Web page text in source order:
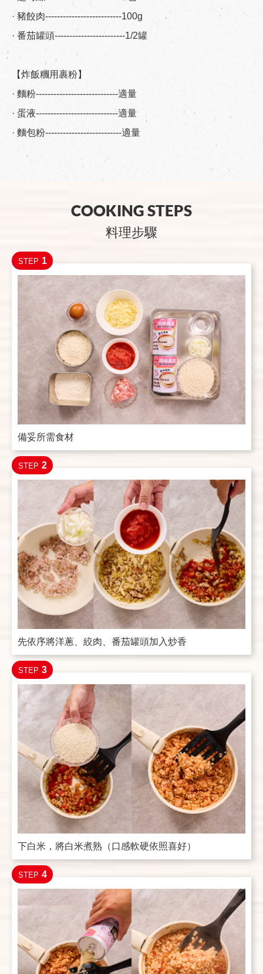
· 豬餃肉--------------------------100g
· 番茄罐頭------------------------1/2罐
【炸飯糰用裹粉】
· 麵粉----------------------------適量
· 蛋液----------------------------適量
· 麵包粉--------------------------適量
COOKING STEPS
料理步驟
STEP 1
備妥所需食材
STEP 2
先依序將洋蔥、絞肉、番茄罐頭加入炒香
STEP 3
下白米，將白米煮熟（口感軟硬依照喜好）
STEP 4